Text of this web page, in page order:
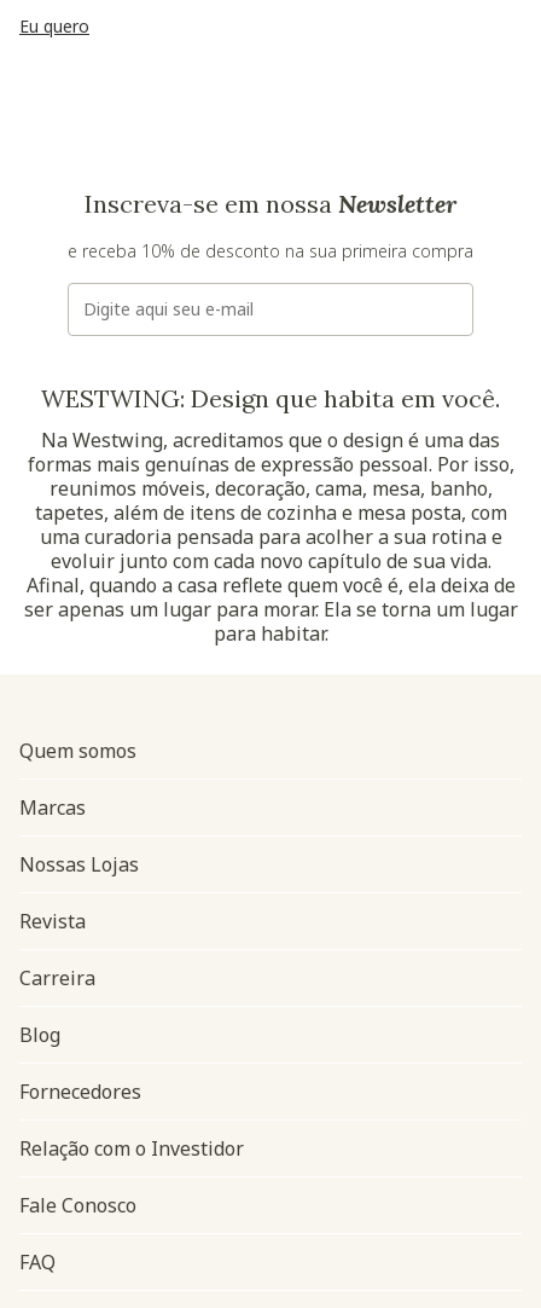
Eu quero
Inscreva-se em nossa Newsletter
e receba 10% de desconto na sua primeira compra
E-mail
WESTWING: Design que habita em você.
Na Westwing, acreditamos que o design é uma das
formas mais genuínas de expressão pessoal. Por isso,
reunimos móveis, decoração, cama, mesa, banho,
tapetes, além de itens de cozinha e mesa posta, com
uma curadoria pensada para acolher a sua rotina e
evoluir junto com cada novo capítulo de sua vida.
Afinal, quando a casa reflete quem você é, ela deixa de
ser apenas um lugar para morar. Ela se torna um lugar
para habitar.
Navegação do rodapé
Quem somos
Marcas
Nossas Lojas
Revista
Carreira
Blog
Fornecedores
Relação com o Investidor
Fale Conosco
FAQ